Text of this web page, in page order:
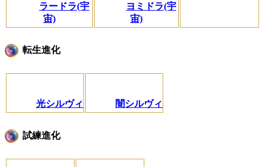
ラードラ(宇
宙)
ヨミドラ(宇
宙)
転生進化
光シルヴィ 闇シルヴィ
試練進化